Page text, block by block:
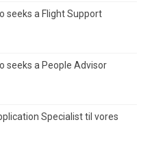
seeks a Flight Support
seeks a People Advisor
Specialist til vores